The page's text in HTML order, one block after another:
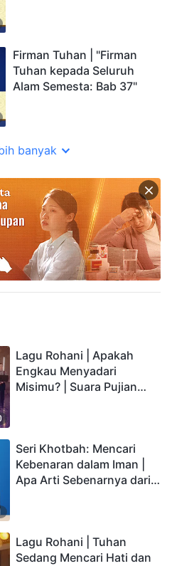
Firman Tuhan | "Firman
Tuhan kepada Seluruh
Alam Semesta: Bab 37"
banyak
Lagu Rohani | Apakah
Engkau Menyadari
Misimu? | Suara Pujian
Seri Khotbah: Mencari
Kebenaran dalam Iman |
Apa Arti Sebenarnya dari
Lagu Rohani | Tuhan
Sedang Mencari Hati dan